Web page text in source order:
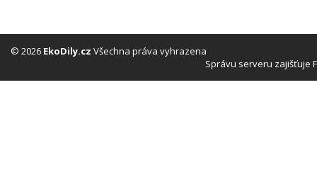
© 2026 EkoDily.cz Všechna práva vyhrazena
Správu serveru zajišťuje